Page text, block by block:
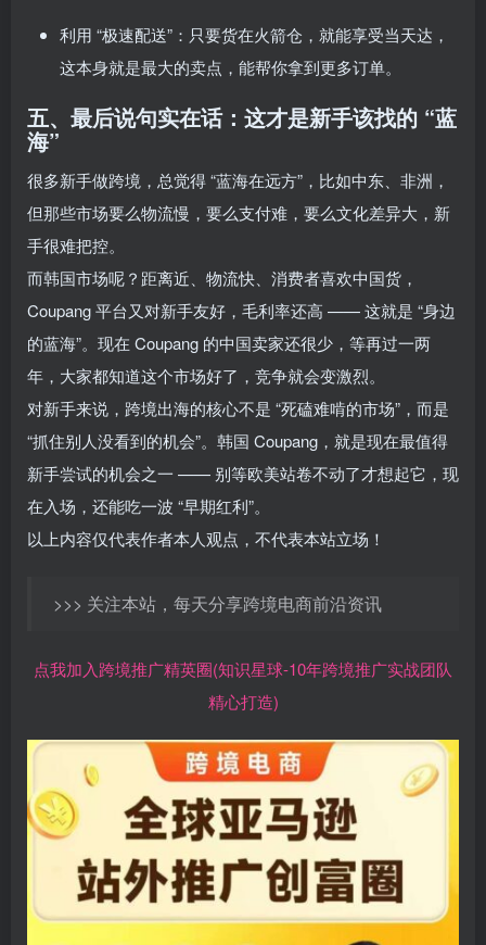
利用 “极速配送”：只要货在火箭仓，就能享受当天达，
这本身就是最大的卖点，能帮你拿到更多订单。
五、最后说句实在话：这才是新手该找的 “蓝
海”
很多新手做跨境，总觉得 “蓝海在远方”，比如中东、非洲，
但那些市场要么物流慢，要么支付难，要么文化差异大，新
手很难把控。
而韩国市场呢？距离近、物流快、消费者喜欢中国货，
Coupang 平台又对新手友好，毛利率还高 —— 这就是 “身边
的蓝海”。现在 Coupang 的中国卖家还很少，等再过一两
年，大家都知道这个市场好了，竞争就会变激烈。
对新手来说，跨境出海的核心不是 “死磕难啃的市场”，而是
“抓住别人没看到的机会”。韩国 Coupang，就是现在最值得
新手尝试的机会之一 —— 别等欧美站卷不动了才想起它，现
在入场，还能吃一波 “早期红利”。
以上内容仅代表作者本人观点，不代表本站立场！
>>> 关注本站，每天分享跨境电商前沿资讯
点我加入跨境推广精英圈(知识星球-10年跨境推广实战团队
精心打造)